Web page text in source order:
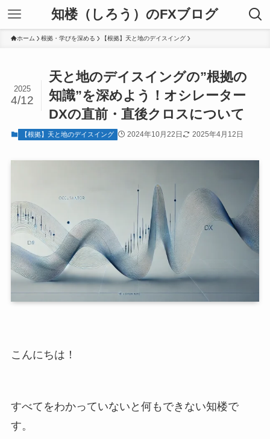
知楼（しろう）のFXブログ
ホーム 根拠・学びを深める 【根拠】天と地のデイスイング
天と地のデイスイングの”根拠の
知識”を深めよう！オシレーター
DXの直前・直後クロスについて
2025
4/12
【根拠】天と地のデイスイング 2024年10月22日 2025年4月12日
こんにちは！
すべてをわかっていないと何もできない知楼で
す。